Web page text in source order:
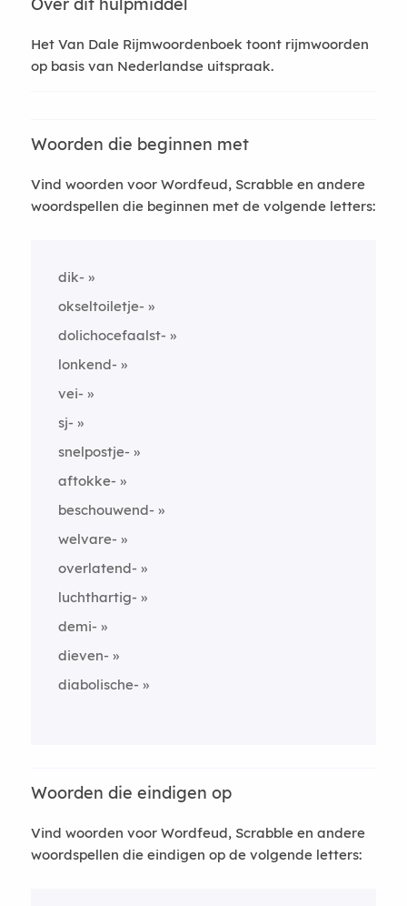
Het Van Dale Rijmwoordenboek toont rijmwoorden
op basis van Nederlandse uitspraak.
Woorden die beginnen met
Vind woorden voor Wordfeud, Scrabble en andere
woordspellen die beginnen met de volgende letters:
dik-
okseltoiletje-
dolichocefaalst-
lonkend-
vei-
sj-
snelpostje-
aftokke-
beschouwend-
welvare-
overlatend-
luchthartig-
demi-
dieven-
diabolische-
Woorden die eindigen op
Vind woorden voor Wordfeud, Scrabble en andere
woordspellen die eindigen op de volgende letters: